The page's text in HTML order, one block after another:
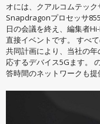
オには、クアルコムテッ
Snapdragonプロセッサ
日の会議を終え、編集者
直接イベントです。 すべ
共同計画により、当社の
応するデバイス5Gます。
答時間のネットワークも提